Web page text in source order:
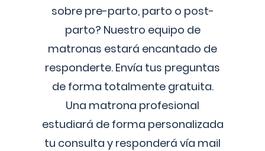
sobre pre-parto, parto o post-
parto? Nuestro equipo de
matronas estará encantado de
responderte. Envía tus preguntas
de forma totalmente gratuita.
Una matrona profesional
estudiará de forma personalizada
tu consulta y responderá vía mail